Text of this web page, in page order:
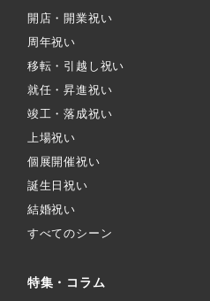
開店・開業祝い
周年祝い
移転・引越し祝い
就任・昇進祝い
竣工・落成祝い
上場祝い
個展開催祝い
誕生日祝い
結婚祝い
すべてのシーン
特集・コラム